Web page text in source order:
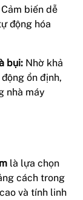
Cảm biến dễ
động hóa
bụi: Nhờ khả
ổn định,
nhà máy
là lựa chọn
cách trong
và tính linh